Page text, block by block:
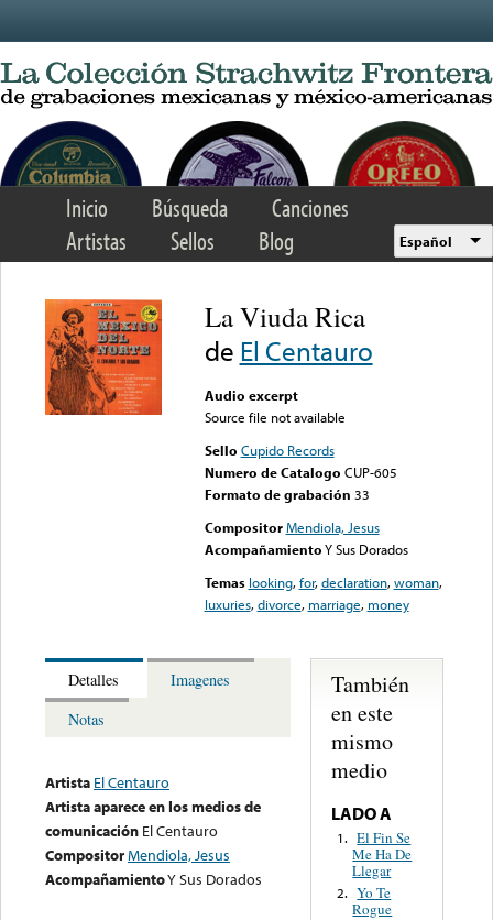
Inicio Búsqueda
Canciones
Artistas
Sellos Blog Español
La Viuda Rica
de El Centauro
Audio excerpt
Source file not available
Sello Cupido Records
Numero de Catalogo CUP-605
Formato de grabación 33
Compositor Mendiola, Jesus
AcompañamientoY Sus Dorados
Temas looking,for,declaration,woman,
luxuries,divorce, marriage, money
Detalles
Imagenes
Notas
Artista El Centauro
Artista aparece en los medios de
comunicación El Centauro
CompositorMendiola, Jesus
AcompañamientoY Sus Dorados
También
en este
mismo
medio
LADO A
1. El Fin Se
Me Ha De
Llegar
2. Yo Te
Rogue